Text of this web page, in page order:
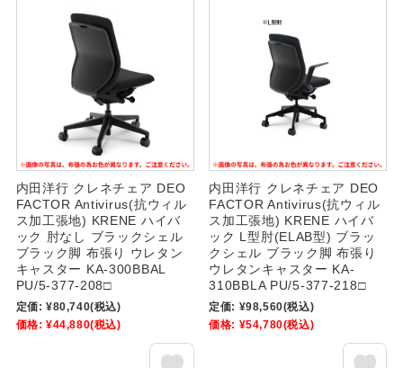
内田洋行 クレネチェア DEO
FACTOR Antivirus(抗ウィル
ス加工張地) KRENE ハイバ
ック 肘なし ブラックシェル
ブラック脚 布張り ウレタン
キャスター KA-300BBAL
PU/5-377-208□
定価: ¥80,740(税込)
価格: ¥44,880(税込)
内田洋行 クレネチェア DEO
FACTOR Antivirus(抗ウィル
ス加工張地) KRENE ハイバ
ック L型肘(ELAB型) ブラッ
クシェル ブラック脚 布張り
ウレタンキャスター KA-
310BBLA PU/5-377-218□
定価: ¥98,560(税込)
価格: ¥54,780(税込)